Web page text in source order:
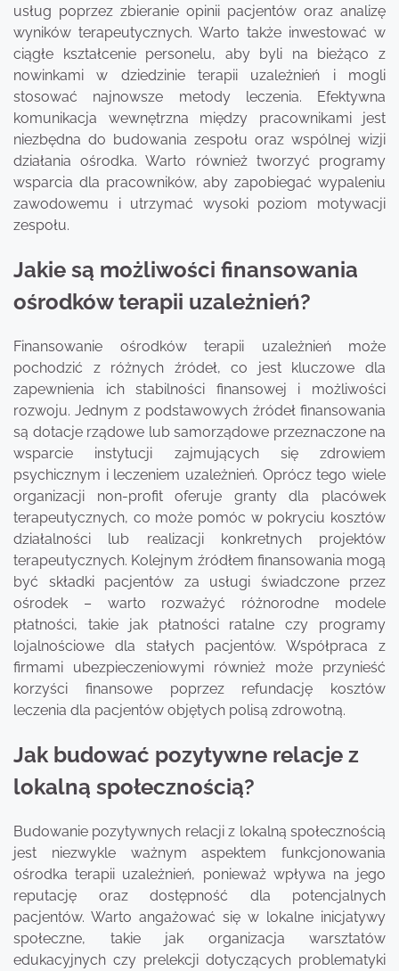
usług poprzez zbieranie opinii pacjentów oraz analizę
wyników terapeutycznych. Warto także inwestować w
ciągłe kształcenie personelu, aby byli na bieżąco z
nowinkami w dziedzinie terapii uzależnień i mogli
stosować najnowsze metody leczenia. Efektywna
komunikacja wewnętrzna między pracownikami jest
niezbędna do budowania zespołu oraz wspólnej wizji
działania ośrodka. Warto również tworzyć programy
wsparcia dla pracowników, aby zapobiegać wypaleniu
zawodowemu i utrzymać wysoki poziom motywacji
zespołu.
Jakie są możliwości finansowania
ośrodków terapii uzależnień?
Finansowanie ośrodków terapii uzależnień może
pochodzić z różnych źródeł, co jest kluczowe dla
zapewnienia ich stabilności finansowej i możliwości
rozwoju. Jednym z podstawowych źródeł finansowania
są dotacje rządowe lub samorządowe przeznaczone na
wsparcie instytucji zajmujących się zdrowiem
psychicznym i leczeniem uzależnień. Oprócz tego wiele
organizacji non-profit oferuje granty dla placówek
terapeutycznych, co może pomóc w pokryciu kosztów
działalności lub realizacji konkretnych projektów
terapeutycznych. Kolejnym źródłem finansowania mogą
być składki pacjentów za usługi świadczone przez
ośrodek – warto rozważyć różnorodne modele
płatności, takie jak płatności ratalne czy programy
lojalnościowe dla stałych pacjentów. Współpraca z
firmami ubezpieczeniowymi również może przynieść
korzyści finansowe poprzez refundację kosztów
leczenia dla pacjentów objętych polisą zdrowotną.
Jak budować pozytywne relacje z
lokalną społecznością?
Budowanie pozytywnych relacji z lokalną społecznością
jest niezwykle ważnym aspektem funkcjonowania
ośrodka terapii uzależnień, ponieważ wpływa na jego
reputację oraz dostępność dla potencjalnych
pacjentów. Warto angażować się w lokalne inicjatywy
społeczne, takie jak organizacja warsztatów
edukacyjnych czy prelekcji dotyczących problematyki